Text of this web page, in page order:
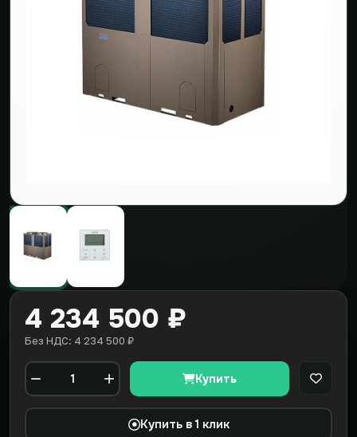
4 234 500 ₽
Без НДС: 4 234 500 ₽
Количество
Купить В
Купить в 1 клик